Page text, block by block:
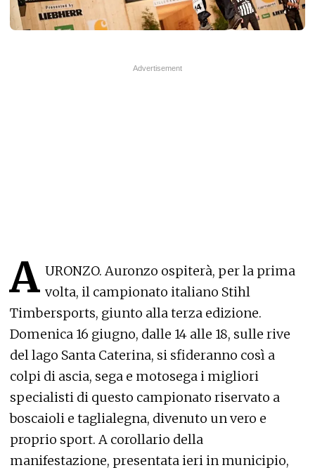
A URONZO. Auronzo ospiterà, per la prima
volta, il campionato italiano Stihl
Timbersports, giunto alla terza edizione.
Domenica 16 giugno, dalle 14 alle 18, sulle rive
del lago Santa Caterina, si sfideranno così a
colpi di ascia, sega e motosega i migliori
specialisti di questo campionato riservato a
boscaioli e taglialegna, divenuto un vero e
proprio sport. A corollario della
manifestazione, presentata ieri in municipio,